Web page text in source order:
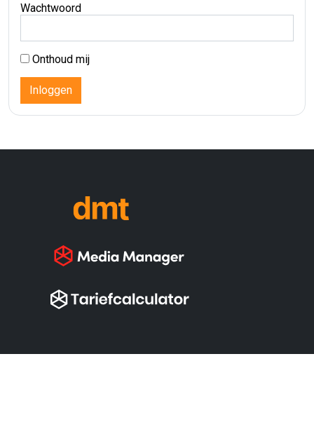
Wachtwoord
Onthoud mij